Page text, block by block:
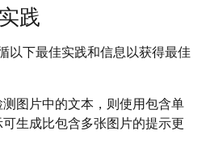
践
以下最佳实践和信息以获得最佳
图片中的文本，则使用包含单
生成比包含多张图片的提示更